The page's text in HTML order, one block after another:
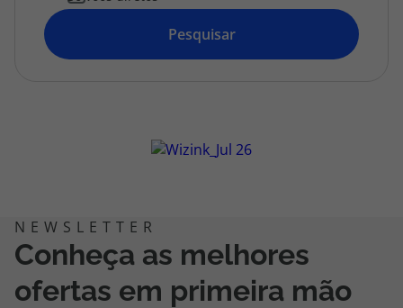
topatlantico@topatlantico.com
Pesquisar
Conheça as melhores
ofertas em primeira mão